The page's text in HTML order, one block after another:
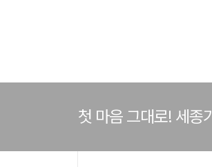
첫 마음 그대로! 세종